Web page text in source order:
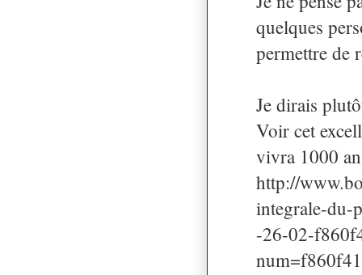
quelques
permettre de
Je dirais
Voir cet
vivra 1000
http://
integrale-du-
-26-02-